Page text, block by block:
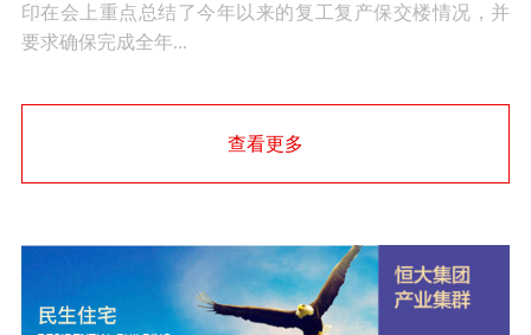
印在会上重点总结了今年以来的复工复产保交楼情况，并
要求确保完成全年...
查看更多